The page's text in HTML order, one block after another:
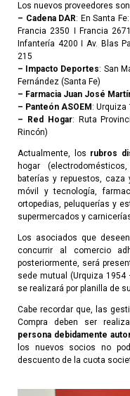
Los nuevos proveedores
– Cadena DAR: En Santa
Francia 2350 ǀ Francia
Infantería 4200 ǀ Av. Blas
215
– Impacto Deportes: San
Fernández (Santa Fe)
– Farmacia Juan José
– Panteón ASOEM : Urquiza
– Red Hogar: Ruta
Rincón)
Actualmente, los rubros
hogar
baterías y repuestos,
móvil y tecnología,
ortopedias, peluquerías y
supermercados y
Los asociados que
concurrir al comercio
posteriormente, será
sede mutual (Urquiza 1954
se realizará por planilla de
Cabe recordar que, las
Compra deben ser
persona debidamente
los nuevos socios no
descuento de la cuota